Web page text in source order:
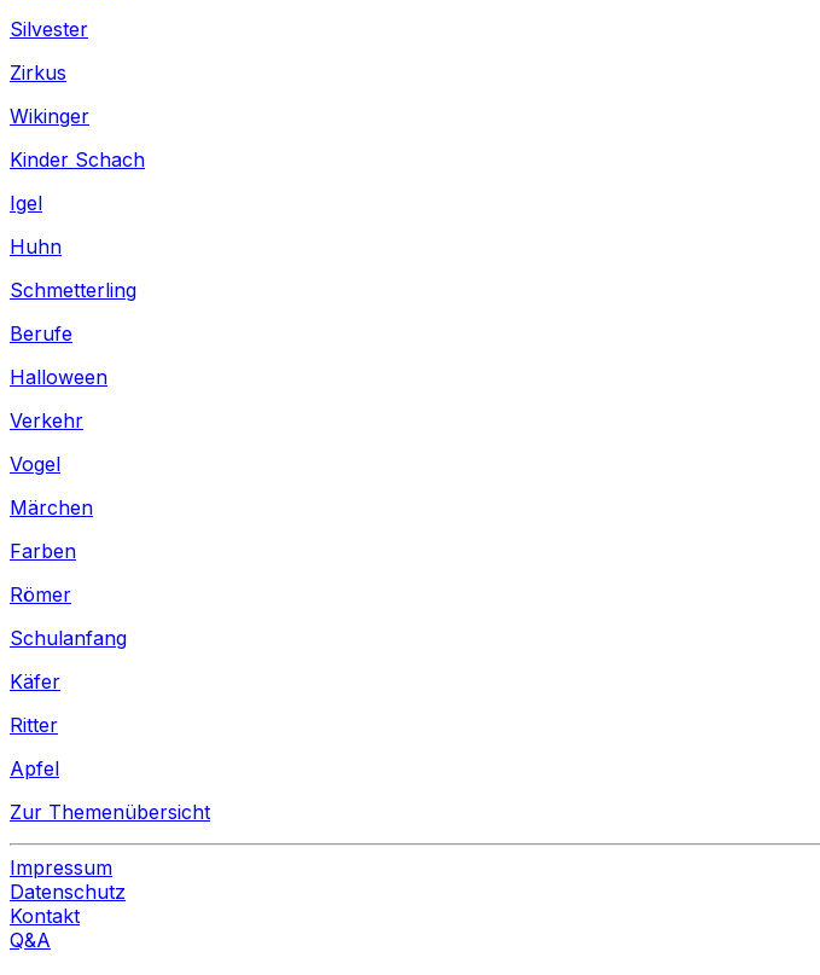
Silvester
Zirkus
Wikinger
Kinder Schach
Igel
Huhn
Schmetterling
Berufe
Halloween
Verkehr
Vogel
Märchen
Farben
Römer
Schulanfang
Käfer
Ritter
Apfel
Zur Themenübersicht
Impressum
Datenschutz
Kontakt
Q&A